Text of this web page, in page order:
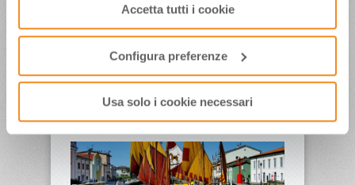
saranno attivati i soli cookie tecnici necessari al corretto
funzionamento del sito.
Accetta tutti i cookie
Configura preferenze
Usa solo i cookie necessari
collaborazione con l’Associazione Albergatori e il
Circolo Vela Cesenatico, con il patrocinio del
turistica regionale –Presenti i reporter…read
more →